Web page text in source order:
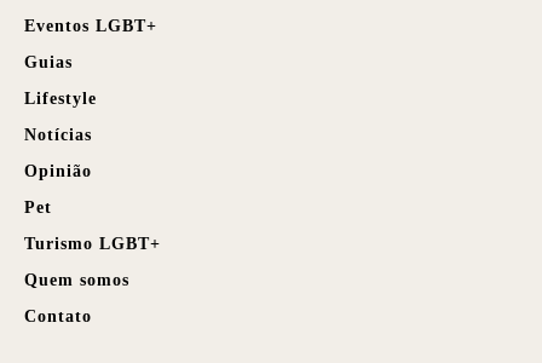
Eventos LGBT+
Guias
Lifestyle
Notícias
Opinião
Pet
Turismo LGBT+
Quem somos
Contato